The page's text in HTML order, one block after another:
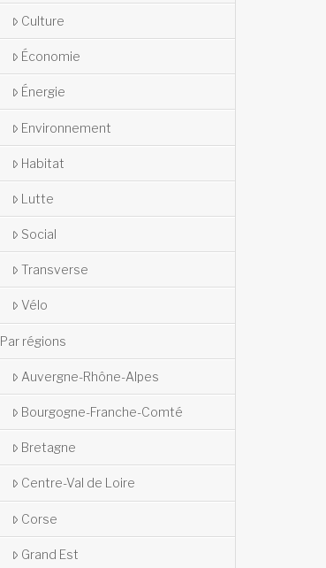
Culture
Économie
Énergie
Environnement
Habitat
Lutte
Social
Transverse
Vélo
Par régions
Auvergne-Rhône-Alpes
Bourgogne-Franche-Comté
Bretagne
Centre-Val de Loire
Corse
Grand Est